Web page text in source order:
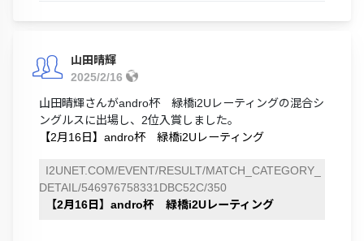
山田晴輝
2025/2/16
山田晴輝さんがandro杯 緑橋i2Uレーティングの混合シ
ングルスに出場し、2位入賞しました。
【2月16日】andro杯 緑橋i2Uレーティング
I2UNET.COM/EVENT/RESULT/MATCH_CATEGORY_
DETAIL/546976758331DBC52C/350
【2月16日】andro杯 緑橋i2Uレーティング